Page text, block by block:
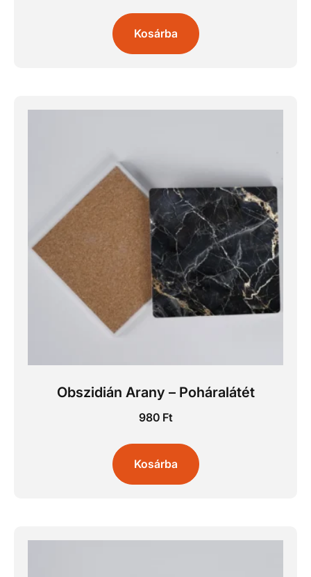
Kosárba
Obszidián Arany – Poháralátét
980 Ft
Kosárba